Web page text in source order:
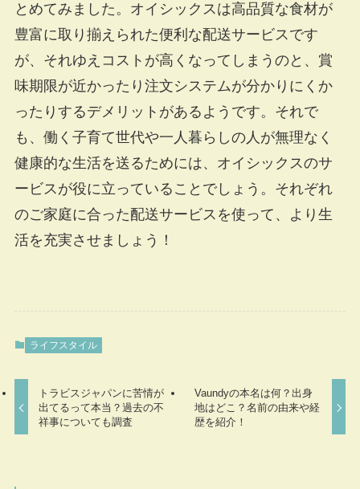
とめてみました。オイシックスは高品質な食材が
豊富に取り揃えられた便利な配送サービスです
が、それゆえコストが高くなってしまうのと、賞
味期限が近かったり注文システムが分かりにくか
ったりするデメリットがあるようです。それで
も、働く子育て世代や一人暮らしの人が無理なく
健康的な生活を送るためには、オイシックスのサ
ービスが役に立っていることでしょう。それぞれ
のご家庭に合った配送サービスを使って、より生
活を充実させましょう！
ライフスタイル
トラビスジャパンに苦情が
出てるって本当？過去の不
祥事についても調査
Vaundyの本名は何？出身
地はどこ？名前の由来や経
歴を紹介！